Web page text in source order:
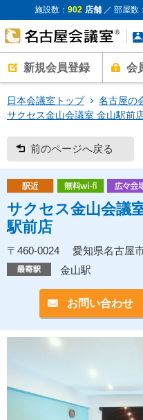
施設数： 902 店舗／ 部屋数：
新規会員登録 会
日本会議室トップ
名古屋の
サクセス金山会議室 金山駅前
前のページへ戻る
サクセス金山会議
駅前店
〒460-0024 愛知県名古屋
金山駅
お問い合わせ